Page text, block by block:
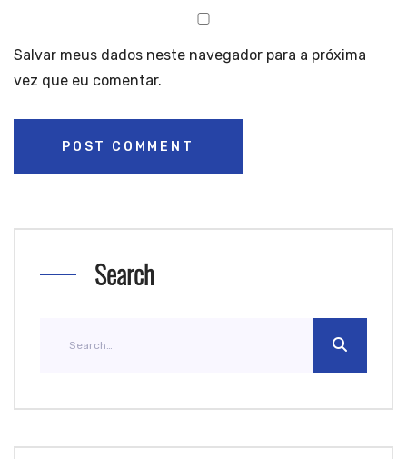
Salvar meus dados neste navegador para a próxima
vez que eu comentar.
Search